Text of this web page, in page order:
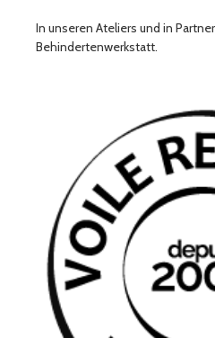
In unseren Ateliers und in
Behindertenwerkstatt.